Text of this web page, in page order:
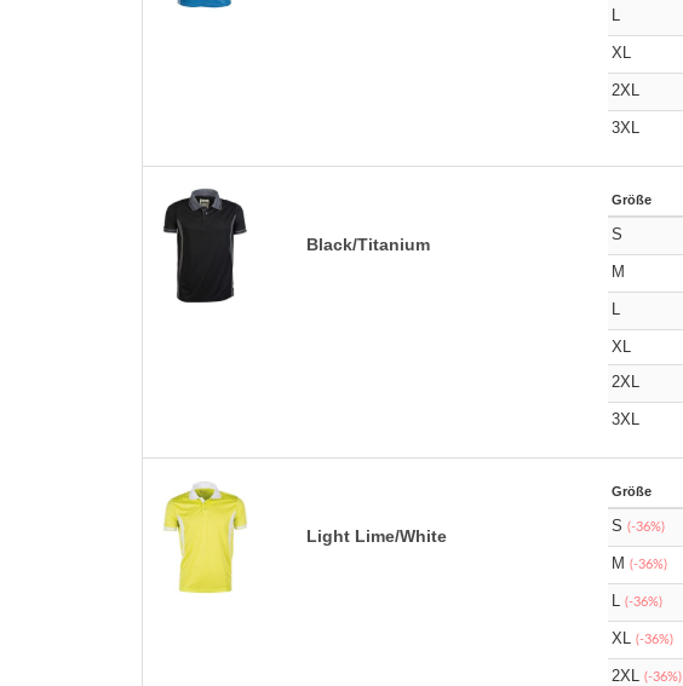
L
XL
2XL
3XL
Black/Titanium
Größe
S
M
L
XL
2XL
3XL
Light Lime/White
Größe
S(-36%)
M(-36%)
L(-36%)
XL(-36%)
2XL(-36%)